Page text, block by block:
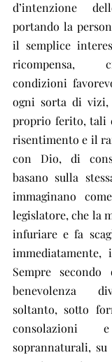
d’intenzione
portando la
il semplice
ricompensa,
condizioni
ogni sorta di vizi,
proprio ferito, tali
risentimento e il
con Dio, di
basano sulla
immaginano
legislatore, che la
infuriare e fa
Sempre
benevolenza
soltanto, sotto
soprannaturali, su